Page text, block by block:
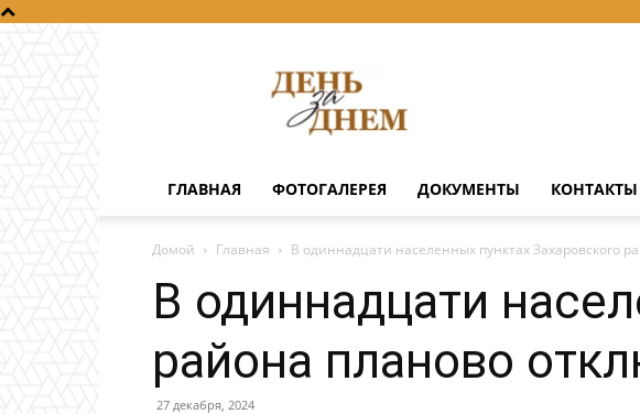
за
днем
ГЛАВНАЯ ФОТОГАЛЕРЕЯ ДОКУМЕНТЫ КОНТАКТЫ
Домой Главная В одиннадцати населенных пунктах Захаровского
В одиннадцати
района планово
27 декабря, 2024